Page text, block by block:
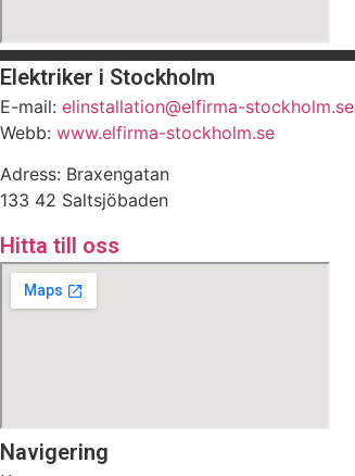
Elektriker i Stockholm
E-mail: elinstallation@elfirma-stockholm.se
Webb: www.elfirma-stockholm.se
Adress: Braxengatan
133 42 Saltsjöbaden
Hitta till oss
Navigering